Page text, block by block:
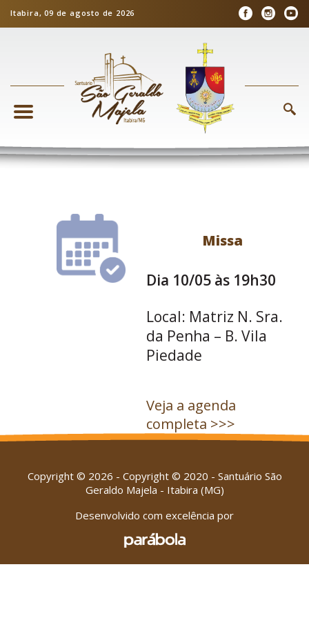
Itabira, 09 de agosto de 2026
Missa
Dia 10/05 às 19h30
Local: Matriz N. Sra.
da Penha – B. Vila
Piedade
Veja a agenda
completa >>>
Copyright © 2026 - Copyright © 2020 - Santuário São
Geraldo Majela - Itabira (MG)
Desenvolvido com excelência por